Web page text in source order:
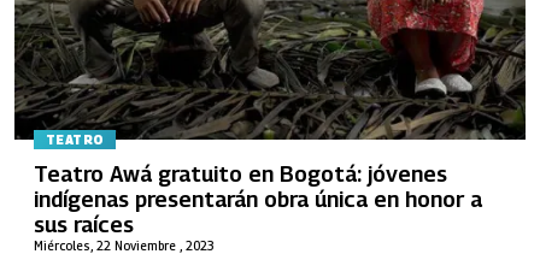
TEATRO
Miércoles, 22 Noviembre , 2023
Teatro Awá gratuito en Bogotá: jóvenes
indígenas presentarán obra única en honor a
sus raíces